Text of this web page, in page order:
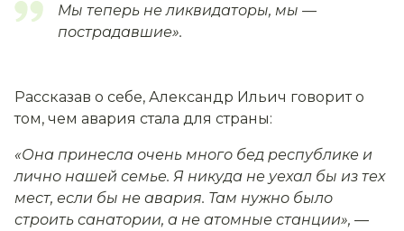
Мы теперь не ликвидаторы, мы —
пострадавшие».
Рассказав о себе, Александр Ильич говорит о
том, чем авария стала для страны:
«Она принесла очень много бед республике и
лично нашей семье. Я никуда не уехал бы из тех
мест, если бы не авария. Там нужно было
строить санатории, а не атомные станции», —